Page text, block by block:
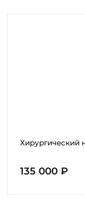
Хирургический
135 000 ₽